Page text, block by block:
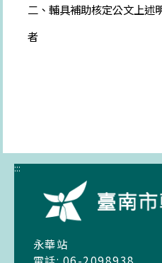
二、輔具補助核定公文上述
者
:::
永華站
電話: 06-2098938